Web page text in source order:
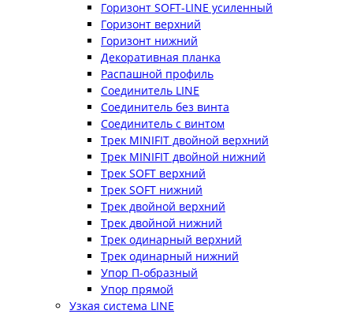
Горизонт SOFT-LINE усиленный
Горизонт верхний
Горизонт нижний
Декоративная планка
Распашной профиль
Соединитель LINE
Соединитель без винта
Соединитель с винтом
Трек MINIFIT двойной верхний
Трек MINIFIT двойной нижний
Трек SOFT верхний
Трек SOFT нижний
Трек двойной верхний
Трек двойной нижний
Трек одинарный верхний
Трек одинарный нижний
Упор П-образный
Упор прямой
Узкая система LINE